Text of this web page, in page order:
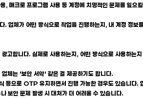
매크로 프로그램 사용 등 계정에 치명적인 문제를 일으
업체가 어떤 방식으로 작업을 진행하는지, 내 계정 정보
합니다. 실제로 사용하는지, 어떤 방식으로 사용하
체는 '보안 서약' 같은 걸 제공하기도 합니다.
으로 OTP 유지하면서 진행 가능한 경우도 있습니다.
보안 문제 발생 시 대처가 더 어려울 수 있습니다.